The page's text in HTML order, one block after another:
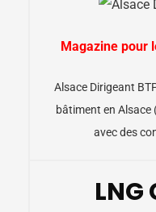
Magazine pour
Alsace Dirigeant
bâtiment en
avec des